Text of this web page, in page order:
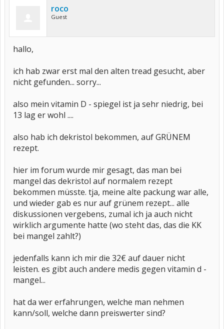
roco
Guest
hallo,
ich hab zwar erst mal den alten tread gesucht, aber
nicht gefunden... sorry...
also mein vitamin D - spiegel ist ja sehr niedrig, bei
13 lag er wohl ....
also hab ich dekristol bekommen, auf GRÜNEM
rezept.
hier im forum wurde mir gesagt, das man bei
mangel das dekristol auf normalem rezept
bekommen müsste. tja, meine alte packung war alle,
und wieder gab es nur auf grünem rezept... alle
diskussionen vergebens, zumal ich ja auch nicht
wirklich argumente hatte (wo steht das, das die KK
bei mangel zahlt?)
jedenfalls kann ich mir die 32€ auf dauer nicht
leisten. es gibt auch andere medis gegen vitamin d -
mangel...
hat da wer erfahrungen, welche man nehmen
kann/soll, welche dann preiswerter sind?